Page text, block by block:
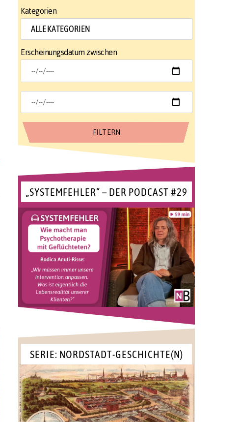
Kategorien
Erscheinungsdatum zwischen
„SYSTEMFEHLER“ – DER PODCAST #29
SERIE: NORDSTADT-GESCHICHTE(N)